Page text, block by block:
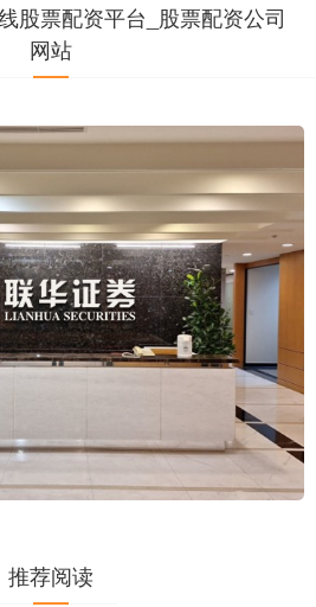
股票配资平台_股票配资公司
网站
推荐阅读